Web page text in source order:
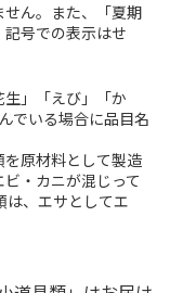
ん。また、「夏期
号での表示はせ
」「えび」「か
でいる場合に品目名
原材料として製造
・カニが混じって
は、エサとしてエ